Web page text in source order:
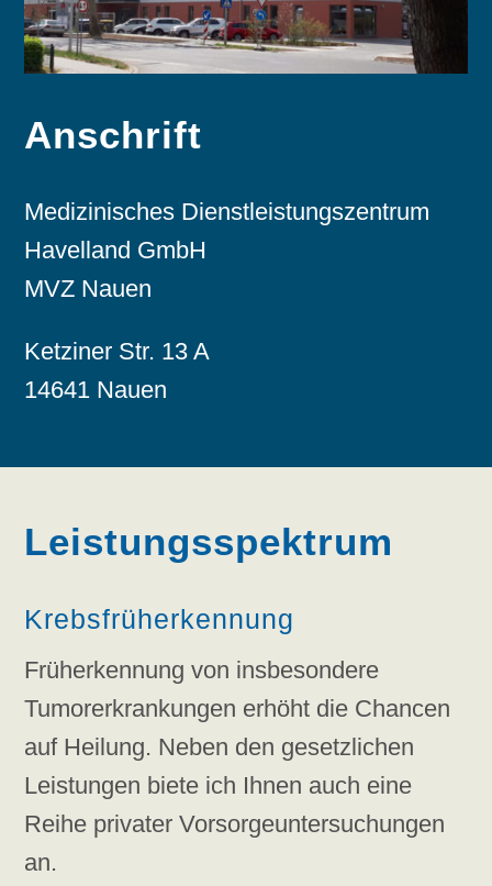
Anschrift
Medizinisches Dienstleistungszentrum
Havelland GmbH
MVZ Nauen
Ketziner Str. 13 A
14641 Nauen
Leistungsspektrum
Krebsfrüherkennung
Früherkennung von insbesondere
Tumorerkrankungen erhöht die Chancen
auf Heilung. Neben den gesetzlichen
Leistungen biete ich Ihnen auch eine
Reihe privater Vorsorgeuntersuchungen
an.